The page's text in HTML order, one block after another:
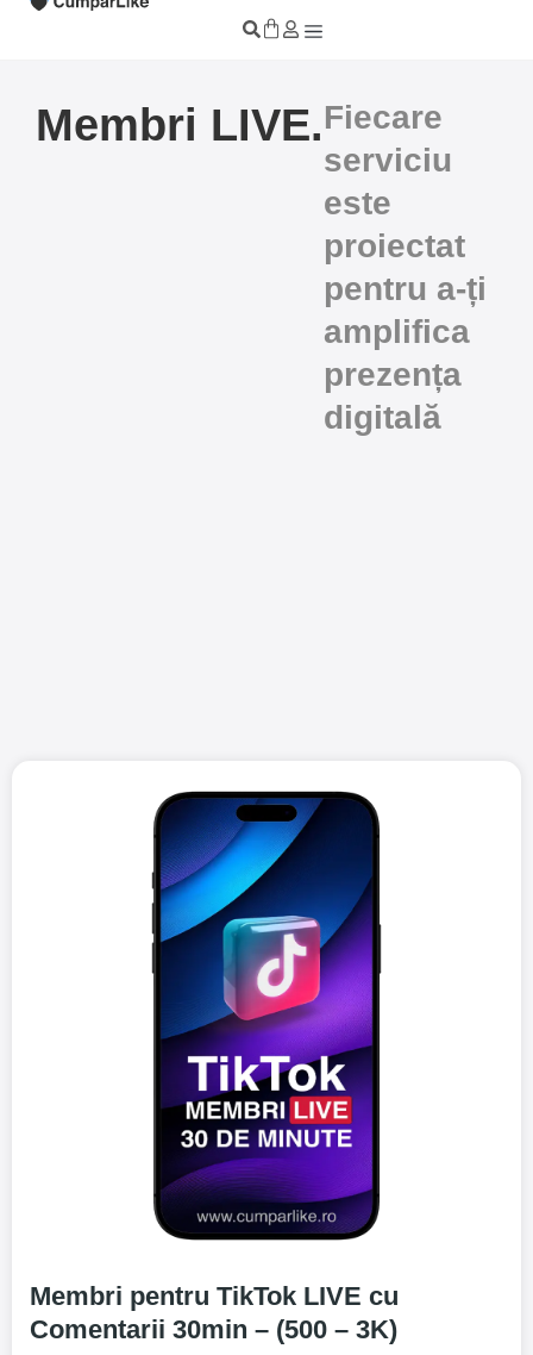
Membri LIVE.Fiecare
serviciu
este
proiectat
pentru a-ți
amplifica
prezența
digitală
Membri pentru TikTok LIVE cu
Comentarii 30min – (500 – 3K)